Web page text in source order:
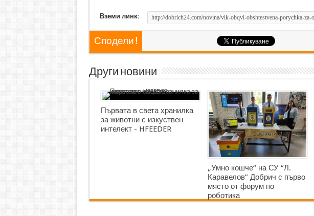
Вземи линк:
Сподели !
Други новини
Първата в света хранилка
за животни с изкуствен
интелект - HFEEDER
„Умно кошче“ на СУ “Л.
Каравелов” Добрич с първо
място от форум по
роботика